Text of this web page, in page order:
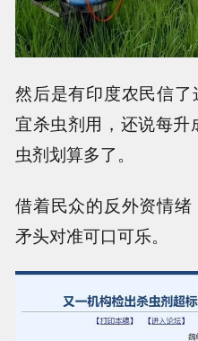
然后是有印度农民信
宜杀虫剂用，还说每
虫剂划算多了。
借着民众的反外资情
矛头对准可口可乐。